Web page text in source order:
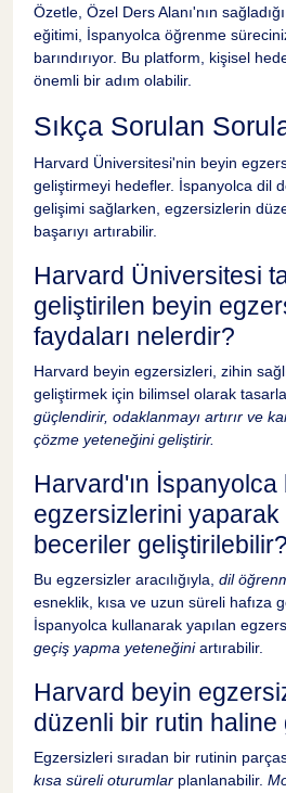
Özetle, Özel Ders Alanı'nın
eğitimi, İspanyolca öğrenme
barındırıyor. Bu platform, kişisel
önemli bir adım olabilir.
Sıkça Sorulan
Harvard Üniversitesi'nin beyin
geliştirmeyi hedefler. İspanyolca dil
gelişimi sağlarken, egzersizlerin
başarıyı artırabilir.
Harvard Üniversitesi
geliştirilen beyin
faydaları nelerdir?
Harvard beyin egzersizleri, zihin
geliştirmek için bilimsel olarak
güçlendirir, odaklanmayı artırır ve
çözme yeteneğini geliştirir.
Harvard'ın İspanyolca
egzersizlerini
beceriler geliştirilebilir?
Bu egzersizler aracılığıyla, dil
esneklik, kısa ve uzun süreli hafıza
İspanyolca kullanarak yapılan
geçiş yapma yeteneğiniartırabilir.
Harvard beyin
düzenli bir rutin haline
Egzersizleri sıradan bir rutinin
kısa süreli oturumlar planlanabilir.